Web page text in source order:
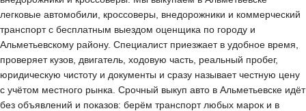
легковые автомобили, кроссоверы, внедорожники и коммерческий
транспорт с бесплатным выездом оценщика по городу и
Альметьевскому району. Специалист приезжает в удобное время,
проверяет кузов, двигатель, ходовую часть, реальный пробег,
юридическую чистоту и документы и сразу называет честную цену
с учётом местного рынка. Срочный выкуп авто в Альметьевске идёт
без объявлений и показов: берём транспорт любых марок и в